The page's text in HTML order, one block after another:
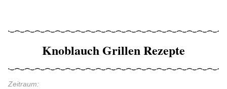
Knoblauch Grillen Rezepte
Zeitraum: